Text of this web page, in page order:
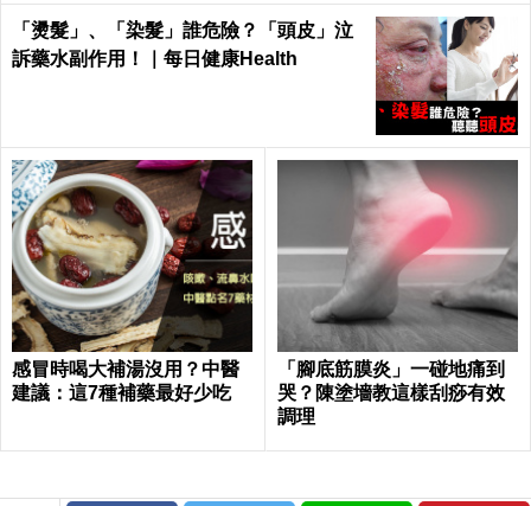
「燙髮」、「染髮」誰危險？「頭皮」泣
訴藥水副作用！｜每日健康Health
感冒時喝大補湯沒用？中醫
建議：這7種補藥最好少吃
「腳底筋膜炎」一碰地痛到
哭？陳塗墻教這樣刮痧有效
調理